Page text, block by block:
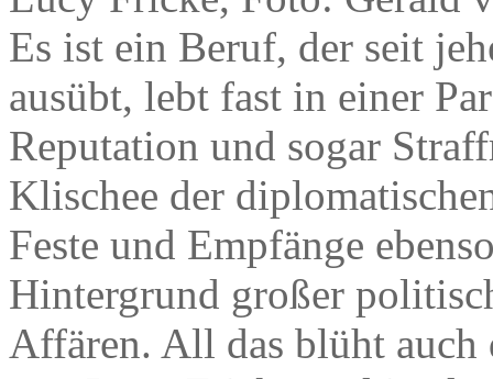
Es ist ein Beruf, der seit
ausübt, lebt fast in einer
Reputation und sogar
Klischee der
Feste und Empfänge
Hintergrund großer
Affären. All das blüht auch